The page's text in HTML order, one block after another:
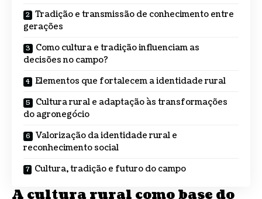
Tradição e transmissão de conhecimento entre
gerações
Como cultura e tradição influenciam as
decisões no campo?
Elementos que fortalecem a identidade rural
Cultura rural e adaptação às transformações
do agronegócio
Valorização da identidade rural e
reconhecimento social
Cultura, tradição e futuro do campo
A cultura rural como base do